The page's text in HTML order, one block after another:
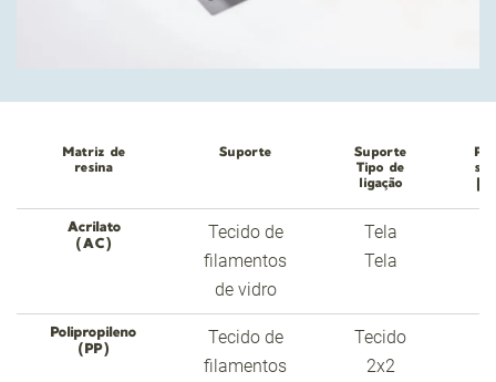
Matriz de
resina
Suporte
Suporte
Tipo de
ligação
Acrilato
(AC)
Tecido de
filamentos
de vidro
Tela
Tela
Polipropileno
(PP)
Tecido de
filamentos
Tecido
2x2